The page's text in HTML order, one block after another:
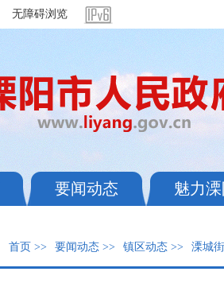
无障碍浏览
要闻动态 魅力
首页 >> 要闻动态 >> 镇区动态 >> 溧城